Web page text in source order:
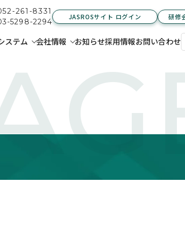
261-8331
5298-2294
JASROSサイト ログイン 研修
ステム 会社情報 お知らせ採用情報お問い合わせ